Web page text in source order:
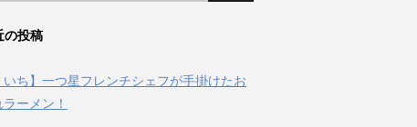
の投稿
いち】一つ星フレンチシェフが手掛けたお
ラーメン！